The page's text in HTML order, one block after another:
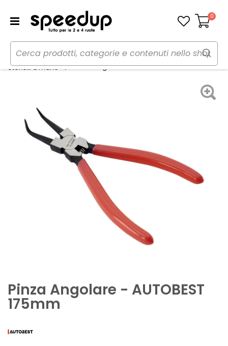
Carrello
0
Home Auto
Utensili, lampade da lavoro e torce
Utensili a mano
Pinza Angolare - AUTOBEST
Pinza Angolare - AUTOBEST
175mm